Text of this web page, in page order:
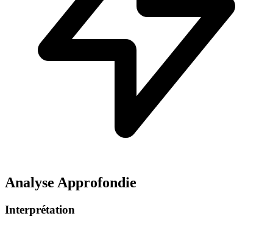
Analyse Approfondie
Interprétation